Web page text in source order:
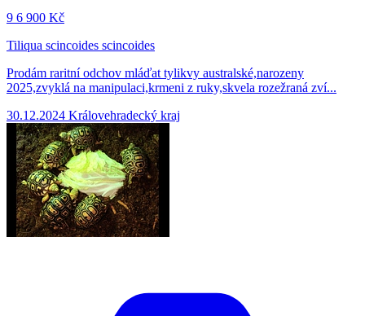
9 6 900 Kč
Tiliqua scincoides scincoides
Prodám raritní odchov mláďat tylikvy australské,narozeny
2025,zvyklá na manipulaci,krmeni z ruky,skvela rozežraná zví...
30.12.2024 Královehradecký kraj